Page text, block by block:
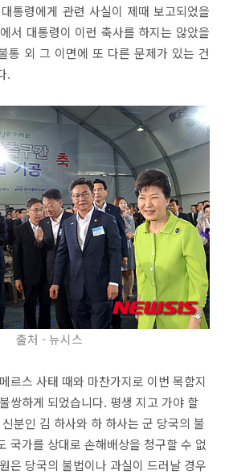
통령에게 관련 사실이 제때 보고되었을
서 대통령이 이런 축사를 하지는 않았을
통 외 그 이면에 또 다른 문제가 있는 건
.
출처 - 뉴시스
르스 사태 때와 마찬가지로 이번 목함지
쌍하게 되었습니다. 평생 지고 가야 할
분인 김 하사와 하 하사는 군 당국의 불
국가를 상대로 손해배상을 청구할 수 없
은 당국의 불법이나 과실이 드러날 경우